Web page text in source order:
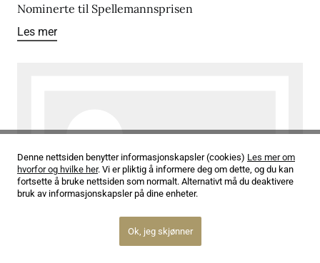
Nominerte til Spellemannsprisen
Les mer
Denne nettsiden benytter informasjonskapsler (cookies) Les mer om
hvorfor og hvilke her. Vi er pliktig å informere deg om dette, og du kan
fortsette å bruke nettsiden som normalt. Alternativt må du deaktivere
bruk av informasjonskapsler på dine enheter.
Ok, jeg skjønner